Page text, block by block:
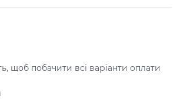
щоб побачити всі варіанти оплати